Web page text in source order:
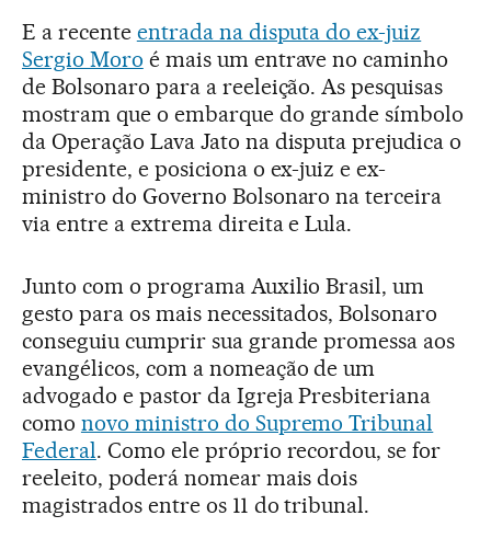
E a recente entrada na disputa do ex-juiz
Sergio Moro é mais um entrave no caminho
de Bolsonaro para a reeleição. As pesquisas
mostram que o embarque do grande símbolo
da Operação Lava Jato na disputa prejudica o
presidente, e posiciona o ex-juiz e ex-
ministro do Governo Bolsonaro na terceira
via entre a extrema direita e Lula.
Junto com o programa Auxilio Brasil, um
gesto para os mais necessitados, Bolsonaro
conseguiu cumprir sua grande promessa aos
evangélicos, com a nomeação de um
advogado e pastor da Igreja Presbiteriana
como novo ministro do Supremo Tribunal
Federal. Como ele próprio recordou, se for
reeleito, poderá nomear mais dois
magistrados entre os 11 do tribunal.